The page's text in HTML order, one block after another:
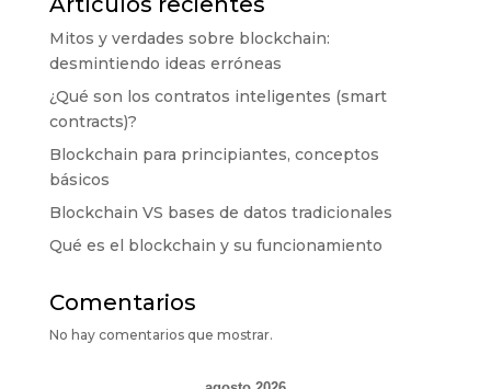
Mitos y verdades sobre blockchain:
desmintiendo ideas erróneas
¿Qué son los contratos inteligentes (smart
contracts)?
Blockchain para principiantes, conceptos
básicos
Blockchain VS bases de datos tradicionales
Qué es el blockchain y su funcionamiento
Comentarios
No hay comentarios que mostrar.